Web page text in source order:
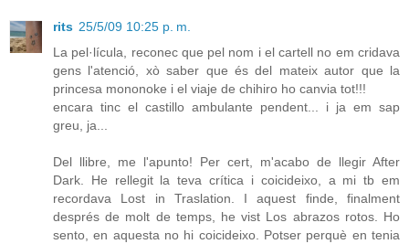
rits 25/5/09 10:25 p. m.
La pel·lícula, reconec que pel nom i el cartell no em cridava
gens l'atenció, xò saber que és del mateix autor que la
princesa mononoke i el viaje de chihiro ho canvia tot!!!
encara tinc el castillo ambulante pendent... i ja em sap
greu, ja...
Del llibre, me l'apunto! Per cert, m'acabo de llegir After
Dark. He rellegit la teva crítica i coicideixo, a mi tb em
recordava Lost in Traslation. I aquest finde, finalment
després de molt de temps, he vist Los abrazos rotos. Ho
sento, en aquesta no hi coicideixo. Potser perquè en tenia